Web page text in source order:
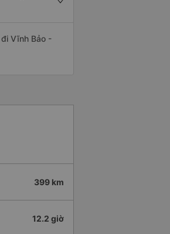
Vĩnh Bảo -
399 km
12.2 giờ